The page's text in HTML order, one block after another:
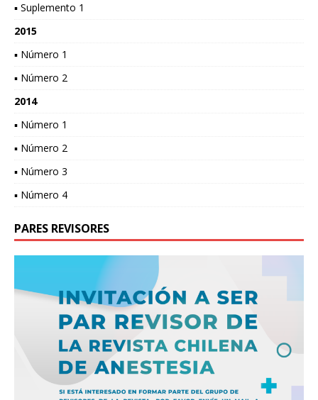
▪ Suplemento 1
2015
▪ Número 1
▪ Número 2
2014
▪ Número 1
▪ Número 2
▪ Número 3
▪ Número 4
PARES REVISORES